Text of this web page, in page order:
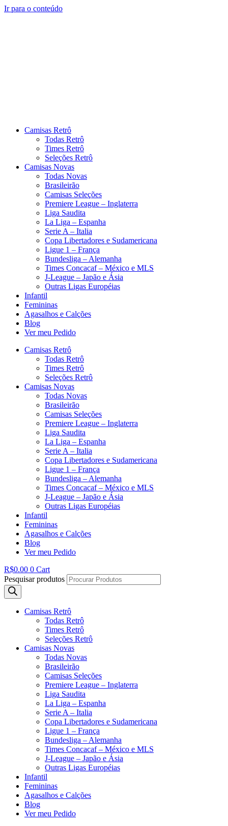
Ir para o conteúdo
Camisas Retrô
Todas Retrô
Times Retrô
Seleções Retrô
Camisas Novas
Todas Novas
Brasileirão
Camisas Seleções
Premiere League – Inglaterra
Liga Saudita
La Liga – Espanha
Serie A – Italia
Copa Libertadores e Sudamericana
Ligue 1 – França
Bundesliga – Alemanha
Times Concacaf – México e MLS
J-League – Japão e Ásia
Outras Ligas Européias
Infantil
Femininas
Agasalhos e Calções
Blog
Ver meu Pedido
Camisas Retrô
Todas Retrô
Times Retrô
Seleções Retrô
Camisas Novas
Todas Novas
Brasileirão
Camisas Seleções
Premiere League – Inglaterra
Liga Saudita
La Liga – Espanha
Serie A – Italia
Copa Libertadores e Sudamericana
Ligue 1 – França
Bundesliga – Alemanha
Times Concacaf – México e MLS
J-League – Japão e Ásia
Outras Ligas Européias
Infantil
Femininas
Agasalhos e Calções
Blog
Ver meu Pedido
R$0.00 0 Cart
Pesquisar produtos
Camisas Retrô
Todas Retrô
Times Retrô
Seleções Retrô
Camisas Novas
Todas Novas
Brasileirão
Camisas Seleções
Premiere League – Inglaterra
Liga Saudita
La Liga – Espanha
Serie A – Italia
Copa Libertadores e Sudamericana
Ligue 1 – França
Bundesliga – Alemanha
Times Concacaf – México e MLS
J-League – Japão e Ásia
Outras Ligas Européias
Infantil
Femininas
Agasalhos e Calções
Blog
Ver meu Pedido